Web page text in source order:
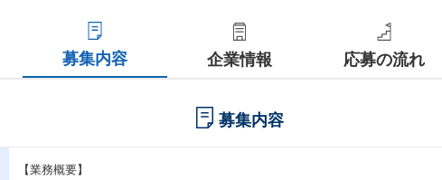
募集内容 企業情報 応募の流れ
募集内容
【業務概要】